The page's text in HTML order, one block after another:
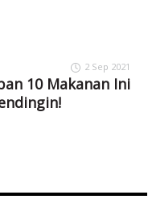
2 Sep 2021
10 Makanan Ini